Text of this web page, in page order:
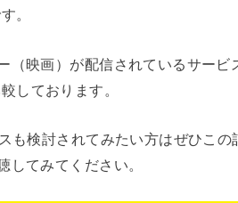
。
（映画）が配信されているサービ
しております。
も検討されてみたい方はぜひこの
してみてください。